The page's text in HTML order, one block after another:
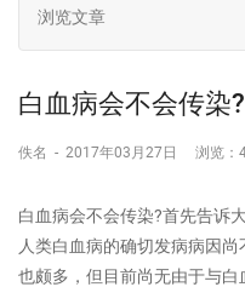
浏览文章
白血病会不会传染?
佚名 - 2017年03月27日 浏览：
白血病会不会传染?首先告诉
人类白血病的确切发病病因
也颇多，但目前尚无由于与